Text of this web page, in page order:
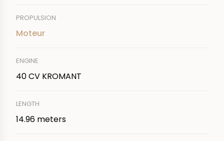
PROPULSION
Moteur
ENGINE
40 CV KROMANT
LENGTH
14.96 meters